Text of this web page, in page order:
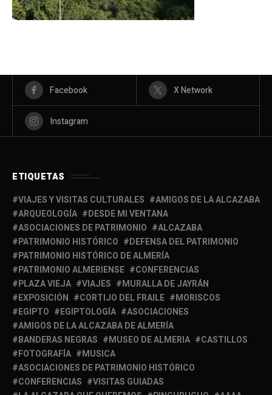
Facebook X Network
Instagram
ETIQUETAS
VIAJES Y VISITAS CULTURALES
AMIGOS DE LA ALCAZABA
ARQUEOLOGÍA
DESDE MI VENTANA
ASOCIACIONES DE PATRIMONIO
ALCAZABA
PATRIMONIO HISTÓRICO
DEFENSA DEL PATRIMONIO
PATRIMONIO HISTÓRICO DE ALMERÍA
PATRIMONIO ALMERIENSE
CONFERENCIAS
PLAZA VIEJA
VIAJES
MURALLA DE JAYRÁN
EXPOSICIÓN
CORTIJO DEL FRAILE
MORISCOS
EGIPTO
EGIPTOLOGÍA
ASOCIACIONES
AMIGOS DE LA ALCAZABA DE ALMERÍA
BANDERAS NEGRAS
MUSEO DE ALMERIA
CASTILLOS
FOTOGRAFÍA
MUSICA
ASOCIACIONES DE PATRIMONIO HISTÓRICO
CONFERENCIAS
VISITAS GUIADAS